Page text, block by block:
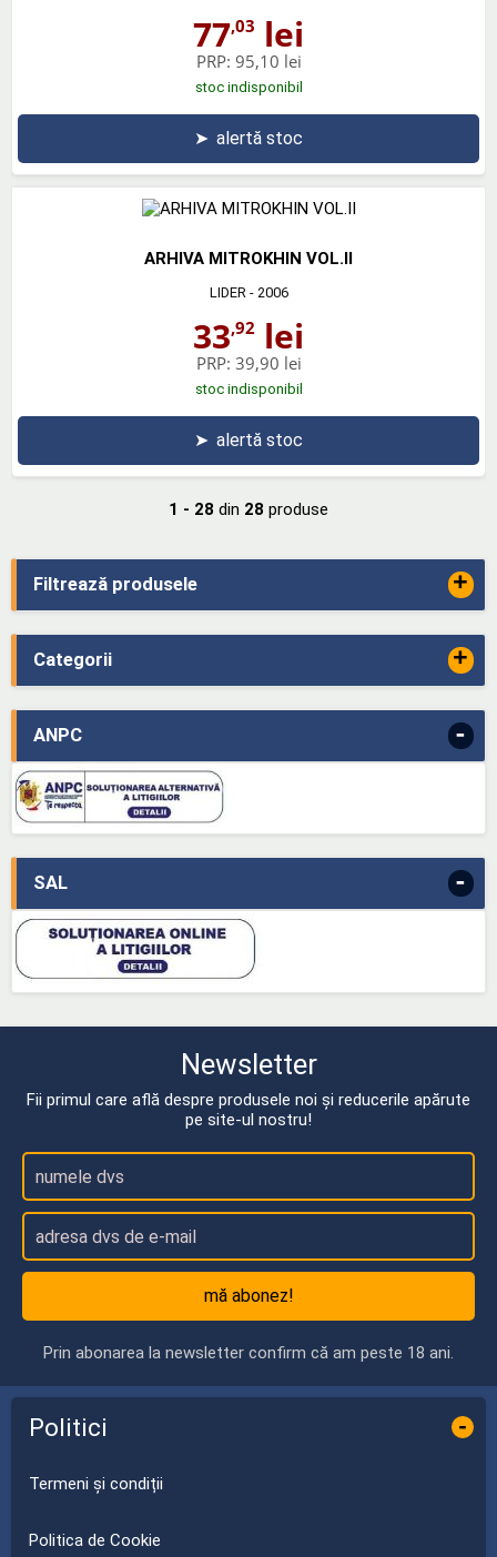
Filtrează produsele +
Categorii +
ANPC -
SAL -
77,03 lei
PRP: 95,10 lei
stoc indisponibil
➤ alertă stoc
ARHIVA MITROKHIN VOL.II
LIDER- 2006
33,92 lei
PRP: 39,90 lei
stoc indisponibil
➤ alertă stoc
1 - 28 din 28 produse
Newsletter
Fii primul care află despre produsele noi și reducerile apărute
pe site-ul nostru!
mă abonez!
Prin abonarea la newsletter confirm că am peste 18 ani.
Politici -
Termeni și condiții
Politica de Cookie